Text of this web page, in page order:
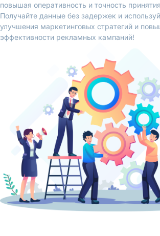
повышая оперативность и точность
Получайте данные без задержек и
улучшения маркетинговых стратегий и
эффективности рекламных кампаний!